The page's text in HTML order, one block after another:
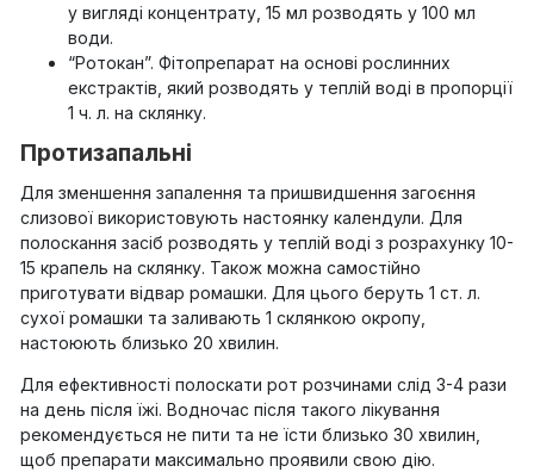
у вигляді концентрату, 15 мл розводять у 100 мл
води.
“Ротокан”. Фітопрепарат на основі рослинних
екстрактів, який розводять у теплій воді в пропорції
1 ч. л. на склянку.
Протизапальні
Для зменшення запалення та пришвидшення загоєння
слизової використовують настоянку календули. Для
полоскання засіб розводять у теплій воді з розрахунку 10-
15 крапель на склянку. Також можна самостійно
приготувати відвар ромашки. Для цього беруть 1 ст. л.
сухої ромашки та заливають 1 склянкою окропу,
настоюють близько 20 хвилин.
Для ефективності полоскати рот розчинами слід 3-4 рази
на день після їжі. Водночас після такого лікування
рекомендується не пити та не їсти близько 30 хвилин,
щоб препарати максимально проявили свою дію.